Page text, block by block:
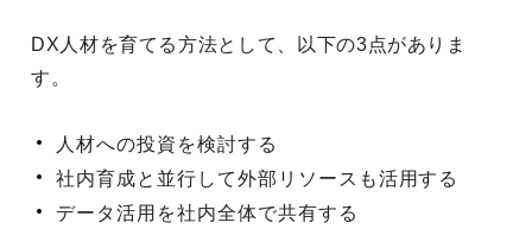
DX人材を育てる方法として、以下の3点がありま
す。
人材への投資を検討する
社内育成と並行して外部リソースも活用する
データ活用を社内全体で共有する